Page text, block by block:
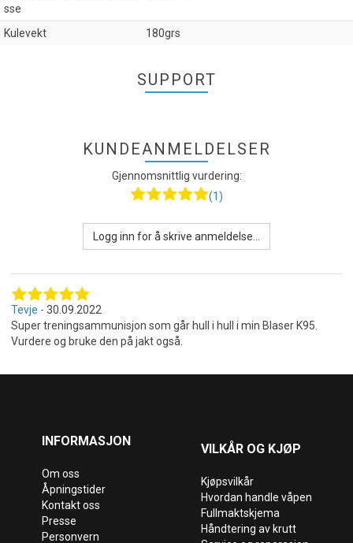
sse
Kulevekt 180grs
SUPPORT
KUNDEANMELDELSER
Gjennomsnittlig vurdering:
(1)
Logg inn for å skrive anmeldelse...
Tevje
30.09.2022
Super treningsammunisjon som går hull i hull i min Blaser K95.
Vurdere og bruke den på jakt også.
INFORMASJON
Om oss
Åpningstider
Kontakt oss
Presse
Personvern
VILKÅR OG KJØP
Kjøpsvilkår
Hvordan handle våpen
Fullmaktskjema
Håndtering av krutt